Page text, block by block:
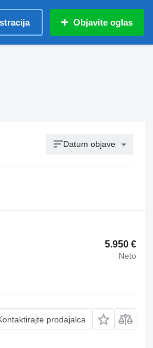
Objavite oglas
Datum objave
5.950 €
Neto
prodajalca